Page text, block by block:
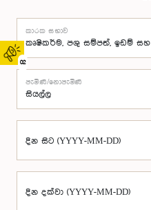
02
කාරක සභාව
පැමිණි/නොපැමිණි
දින සිට (YYYY-MM-DD)
දින දක්වා (YYYY-MM-DD)